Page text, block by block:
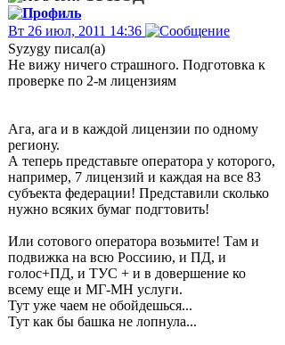
Вт 26 июл, 2011 14:36
Syzygy писал(а)
Не вижу ничего страшного. Подготовка к
проверке по 2-м лицензиям
Ага, ага и в каждой лицензии по одному
региону.
А теперь представьте оператора у которого,
например, 7 лицензий и каждая на все 83
субъекта федерации! Представили сколько
нужно всяких бумаг подгтовить!
Или сотового оператора возьмите! Там и
подвижка на всю Россиию, и ПД, и
голос+ПД, и ТУС + и в довершение ко
всему еще и МГ-МН услуги.
Тут уже чаем не обойдешься...
Тут как бы башка не лопнула...